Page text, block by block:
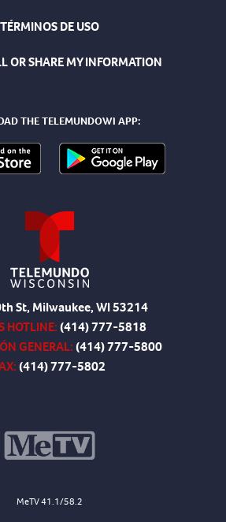
TÉRMINOS DE USO
OR SHARE MY INFORMATION
THE TELEMUNDOWI APP:
St, Milwaukee, WI 53214
HOTLINE:(414) 777-5818
GENERAL:(414) 777-5800
(414) 777-5802
MeTV 41.1/58.2